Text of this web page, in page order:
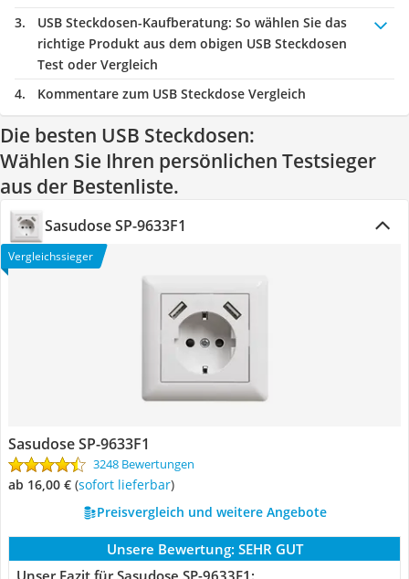
USB Steckdosen-Kaufberatung: So wählen Sie das
richtige Produkt aus dem obigen USB Steckdosen
Test oder Vergleich
Kommentare zum USB Steckdose Vergleich
Die besten USB Steckdosen:
Wählen Sie Ihren persönlichen Testsieger
aus der Bestenliste.
Sasudose SP-9633F1
Vergleichssieger
Sasudose SP-9633F1
3248 Bewertungen
ab 16,00 € ( Sofort lieferbar)
Preisvergleich und weitere Angebote
Unsere Bewertung: SEHR GUT
Unser Fazit für Sasudose SP-9633F1: